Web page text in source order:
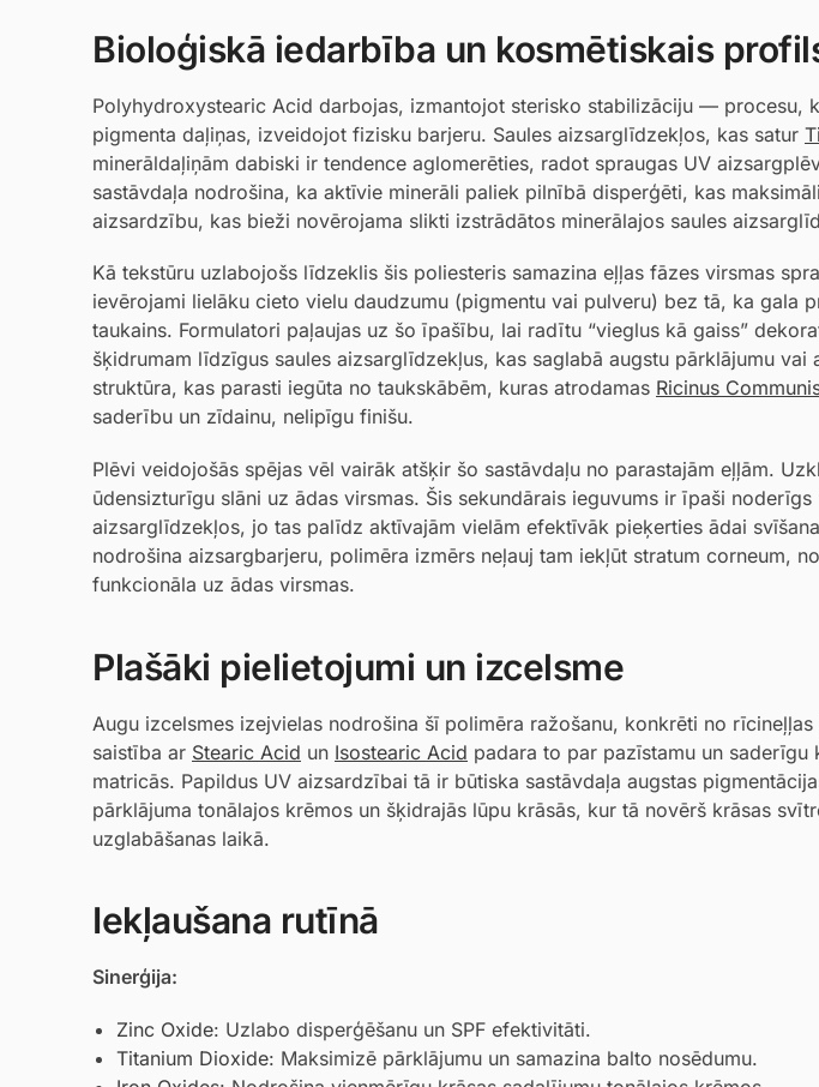
Bioloģiskā iedarbība un kosmētiskais
Polyhydroxystearic Acid darbojas, izmantojot sterisko stabilizāciju — procesu,
pigmenta daļiņas, izveidojot fizisku barjeru. Saules aizsarglīdzekļos, kas satur
minerāldaļiņām dabiski ir tendence aglomerēties, radot spraugas UV
sastāvdaļa nodrošina, ka aktīvie minerāli paliek pilnībā disperģēti, kas
aizsardzību, kas bieži novērojama slikti izstrādātos minerālajos saules
Kā tekstūru uzlabojošs līdzeklis šis poliesteris samazina eļļas fāzes virsmas
ievērojami lielāku cieto vielu daudzumu (pigmentu vai pulveru) bez tā, ka gala
taukains. Formulatori paļaujas uz šo īpašību, lai radītu “vieglus kā gaiss”
šķidrumam līdzīgus saules aizsarglīdzekļus, kas saglabā augstu pārklājumu
struktūra, kas parasti iegūta no taukskābēm, kuras atrodamas Ricinus
saderību un zīdainu, nelipīgu finišu.
Plēvi veidojošās spējas vēl vairāk atšķir šo sastāvdaļu no parastajām eļļām.
ūdensizturīgu slāni uz ādas virsmas. Šis sekundārais ieguvums ir īpaši noderīgs
aizsarglīdzekļos, jo tas palīdz aktīvajām vielām efektīvāk pieķerties ādai
nodrošina aizsargbarjeru, polimēra izmērs neļauj tam iekļūt stratum corneum,
funkcionāla uz ādas virsmas.
Plašāki pielietojumi un izcelsme
Augu izcelsmes izejvielas nodrošina šī polimēra ražošanu, konkrēti no
saistība ar Stearic Acid un Isostearic Acid padara to par pazīstamu un
matricās. Papildus UV aizsardzībai tā ir būtiska sastāvdaļa augstas
pārklājuma tonālajos krēmos un šķidrajās lūpu krāsās, kur tā novērš krāsas
uzglabāšanas laikā.
Iekļaušana rutīnā
Sinerģija:
Zinc Oxide: Uzlabo disperģēšanu un SPF efektivitāti.
Titanium Dioxide: Maksimizē pārklājumu un samazina balto nosēdumu.